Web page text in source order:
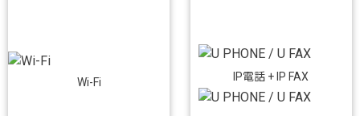
Wi-Fi IP電話 + IP FAX